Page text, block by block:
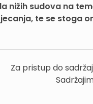
nižih sudova na
te se stoga
Za pristup do